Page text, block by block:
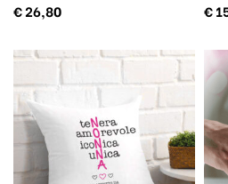
€26,80 €